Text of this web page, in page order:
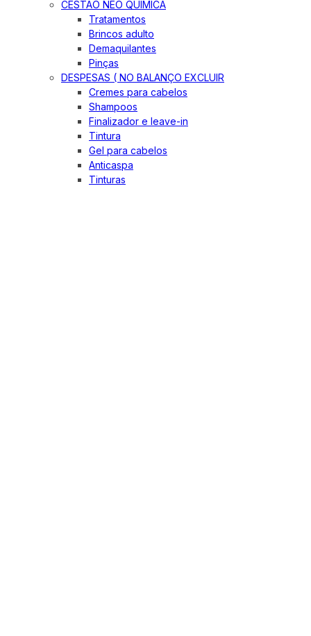
CESTÃO NEO QUIMICA
Tratamentos
Brincos adulto
Demaquilantes
Pinças
DESPESAS ( NO BALANÇO EXCLUIR
Cremes para cabelos
Shampoos
Finalizador e leave-in
Tintura
Gel para cabelos
Anticaspa
Tinturas